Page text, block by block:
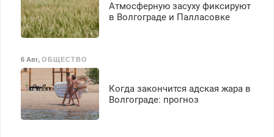
Атмосферную засуху фиксируют
в Волгограде и Палласовке
6 Авг, ОБЩЕСТВО
Когда закончится адская жара в
Волгограде: прогноз